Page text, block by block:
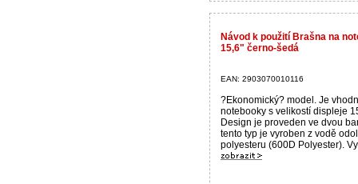
Návod k použití Brašna na
15,6" černo-šedá
EAN: 2903070010116
?Ekonomický? model. Je
notebooky s velikostí displeje
Design je proveden ve dvou
tento typ je vyroben z vodě
polyesteru (600D Polyester).